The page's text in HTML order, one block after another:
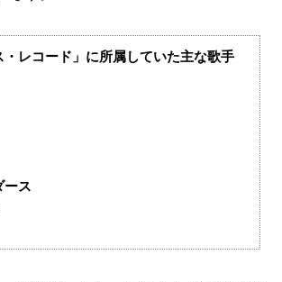
・レコード 」に所属していた主な歌手
ース